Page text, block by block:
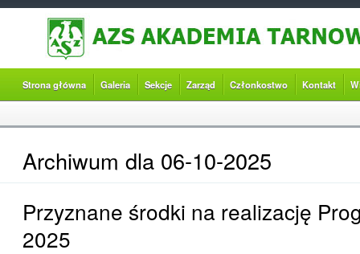
Strona główna Galeria Sekcje Zarząd Członkostwo Kontakt
Archiwum dla 06-10-2025
Przyznane środki na realizację
2025